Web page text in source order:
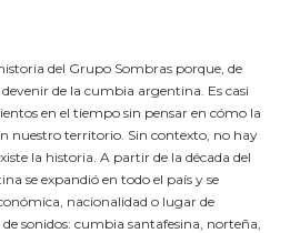
del Grupo Sombras porque, de
de la cumbia argentina. Es casi
en el tiempo sin pensar en cómo la
nuestro territorio. Sin contexto, no hay
la historia. A partir de la década del
se expandió en todo el país y se
nacionalidad o lugar de
sonidos: cumbia santafesina, norteña,